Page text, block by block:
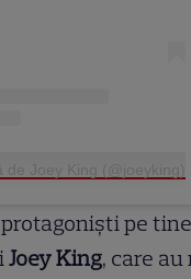
de Joey King (@joeyking)
pe
Joey King, care